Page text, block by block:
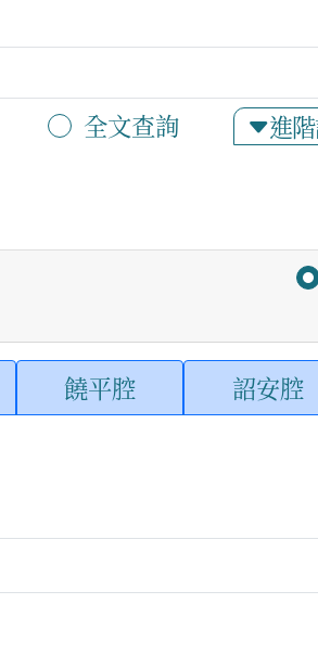
全文查詢 進
饒平腔 詔安腔